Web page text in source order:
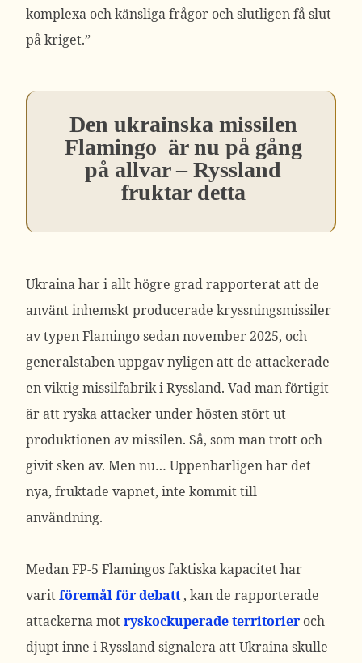
komplexa och känsliga frågor och slutligen få slut
på kriget.”
Den ukrainska missilen
Flamingo är nu på gång
på allvar – Ryssland
fruktar detta
Ukraina har i allt högre grad rapporterat att de
använt inhemskt producerade kryssningsmissiler
av typen Flamingo sedan november 2025, och
generalstaben uppgav nyligen att de attackerade
en viktig missilfabrik i Ryssland. Vad man förtigit
är att ryska attacker under hösten stört ut
produktionen av missilen. Så, som man trott och
givit sken av. Men nu… Uppenbarligen har det
nya, fruktade vapnet, inte kommit till
användning.
Medan FP-5 Flamingos faktiska kapacitet har
varitföremål för debatt, kan de rapporterade
attackerna motryskockuperade territorier och
djupt inne i Ryssland signalera att Ukraina skulle